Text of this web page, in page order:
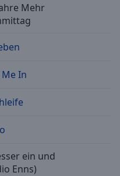
Mehr
In
ein und
Enns)